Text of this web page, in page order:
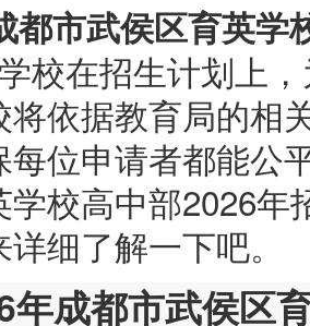
都市武侯区育英学
校在招生计划上
将依据教育局的相
每位申请者都能公
校高中部2026
细了解一下吧。
年成都市武侯区